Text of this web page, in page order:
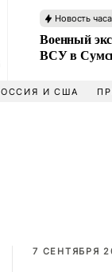
Новость часа
Военный
ВСУ в
И США
7 СЕНТЯБРЯ